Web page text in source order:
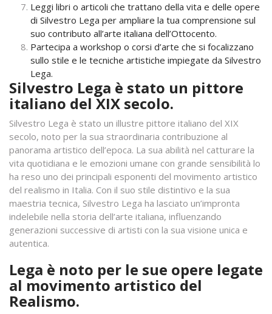
Leggi libri o articoli che trattano della vita e delle opere
di Silvestro Lega per ampliare la tua comprensione sul
suo contributo all’arte italiana dell’Ottocento.
Partecipa a workshop o corsi d’arte che si focalizzano
sullo stile e le tecniche artistiche impiegate da Silvestro
Lega.
Silvestro Lega è stato un pittore
italiano del XIX secolo.
Silvestro Lega è stato un illustre pittore italiano del XIX
secolo, noto per la sua straordinaria contribuzione al
panorama artistico dell’epoca. La sua abilità nel catturare la
vita quotidiana e le emozioni umane con grande sensibilità lo
ha reso uno dei principali esponenti del movimento artistico
del realismo in Italia. Con il suo stile distintivo e la sua
maestria tecnica, Silvestro Lega ha lasciato un’impronta
indelebile nella storia dell’arte italiana, influenzando
generazioni successive di artisti con la sua visione unica e
autentica.
Lega è noto per le sue opere legate
al movimento artistico del
Realismo.